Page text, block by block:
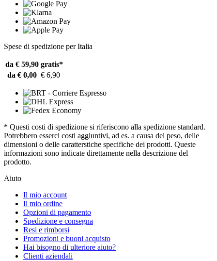
Spese di spedizione per Italia
da € 59,90 gratis*
da € 0,00 € 6,90
* Questi costi di spedizione si riferiscono alla spedizione standard.
Potrebbero esserci costi aggiuntivi, ad es. a causa del peso, delle
dimensioni o delle caratterstiche specifiche dei prodotti. Queste
informazioni sono indicate direttamente nella descrizione del
prodotto.
Aiuto
Il mio account
Il mio ordine
Opzioni di pagamento
Spedizione e consegna
Resi e rimborsi
Promozioni e buoni acquisto
Hai bisogno di ulteriore aiuto?
Clienti aziendali